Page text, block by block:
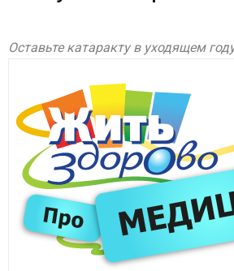
Оставьте катаракту в уходящем